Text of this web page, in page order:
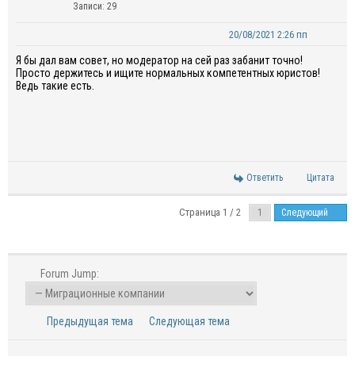
Записи: 29
20/08/2021 2:26 пп
Я бы дал вам совет, но модератор на сей раз забанит точно!
Просто держитесь и ищите нормальных компетентных юристов!
Ведь такие есть.
Ответить Цитата
Страница 1 / 2 Следующий
Forum Jump:
Предыдущая тема Следующая тема